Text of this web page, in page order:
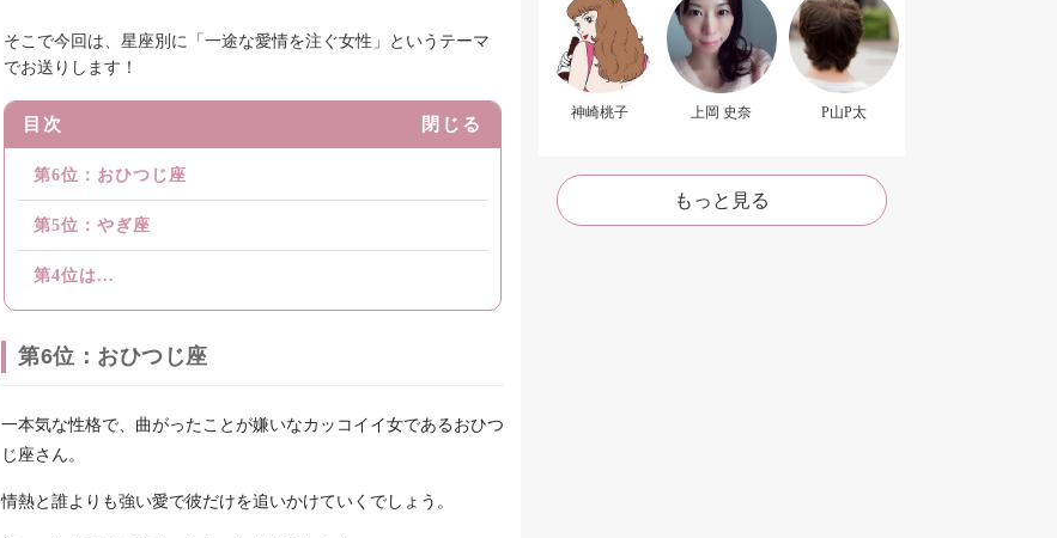
そこで今回は、星座別に「一途な愛情を注ぐ女性」というテーマ
でお送りします！
目次 閉じる
第6位：おひつじ座
第5位：やぎ座
第4位は...
第6位：おひつじ座
一本気な性格で、曲がったことが嫌いなカッコイイ女であるおひつ
じ座さん。
情熱と誰よりも強い愛で彼だけを追いかけていくでしょう。
神崎桃子 上岡 史奈 P山P太
もっと見る